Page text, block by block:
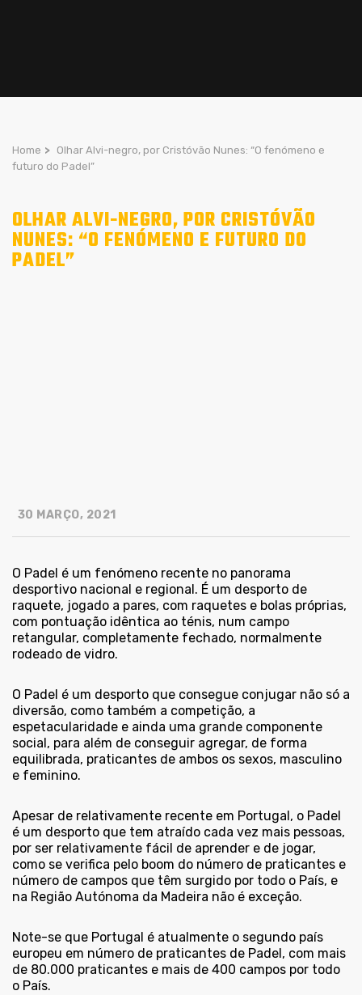
Home > Olhar Alvi-negro, por Cristóvão Nunes: “O fenómeno e
futuro do Padel”
OLHAR ALVI-NEGRO, POR CRISTÓVÃO
NUNES: “O FENÓMENO E FUTURO DO
PADEL”
30 MARÇO, 2021
O Padel é um fenómeno recente no panorama
desportivo nacional e regional. É um desporto de
raquete, jogado a pares, com raquetes e bolas próprias,
com pontuação idêntica ao ténis, num campo
retangular, completamente fechado, normalmente
rodeado de vidro.
O Padel é um desporto que consegue conjugar não só a
diversão, como também a competição, a
espetacularidade e ainda uma grande componente
social, para além de conseguir agregar, de forma
equilibrada, praticantes de ambos os sexos, masculino
e feminino.
Apesar de relativamente recente em Portugal, o Padel
é um desporto que tem atraído cada vez mais pessoas,
por ser relativamente fácil de aprender e de jogar,
como se verifica pelo boom do número de praticantes e
número de campos que têm surgido por todo o País, e
na Região Autónoma da Madeira não é exceção.
Note-se que Portugal é atualmente o segundo país
europeu em número de praticantes de Padel, com mais
de 80.000 praticantes e mais de 400 campos por todo
o País.